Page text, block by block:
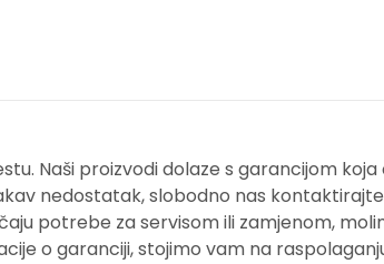
Naši proizvodi dolaze s garancijom
nedostatak, slobodno nas
potrebe za servisom ili zamjenom,
o garanciji, stojimo vam na